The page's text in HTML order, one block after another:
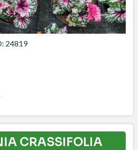
24819
CRASSIFOLIA